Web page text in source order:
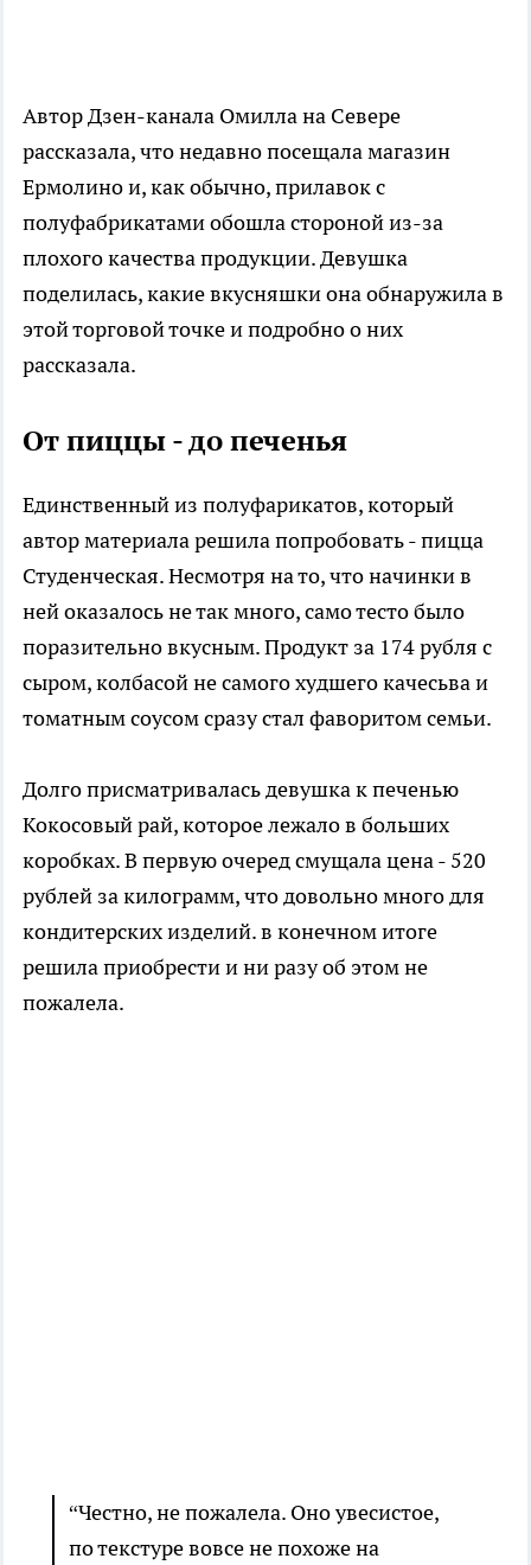
Автор Дзен-канала Омилла на Севере
рассказала, что недавно посещала магазин
Ермолино и, как обычно, прилавок с
полуфабрикатами обошла стороной из-за
плохого качества продукции. Девушка
поделилась, какие вкусняшки она обнаружила в
этой торговой точке и подробно о них
рассказала.
От пиццы - до печенья
Единственный из полуфарикатов, который
автор материала решила попробовать - пицца
Студенческая. Несмотря на то, что начинки в
ней оказалось не так много, само тесто было
поразительно вкусным. Продукт за 174 рубля с
сыром, колбасой не самого худшего качесьва и
томатным соусом сразу стал фаворитом семьи.
Долго присматривалась девушка к печенью
Кокосовый рай, которое лежало в больших
коробках. В первую очеред смущала цена - 520
рублей за килограмм, что довольно много для
кондитерских изделий. в конечном итоге
решила приобрести и ни разу об этом не
пожалела.
“Честно, не пожалела. Оно увесистое,
по текстуре вовсе не похоже на